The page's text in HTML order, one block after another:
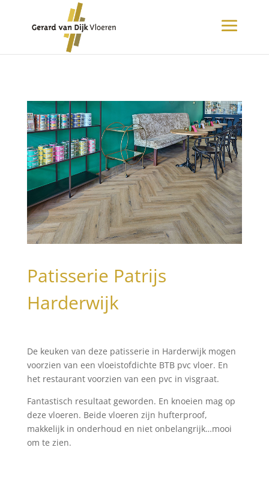
Patisserie Patrijs
Harderwijk
De keuken van deze patisserie in Harderwijk mogen
voorzien van een vloeistofdichte BTB pvc vloer. En
het restaurant voorzien van een pvc in visgraat.
Fantastisch resultaat geworden. En knoeien mag op
deze vloeren. Beide vloeren zijn hufterproof,
makkelijk in onderhoud en niet onbelangrijk…mooi
om te zien.